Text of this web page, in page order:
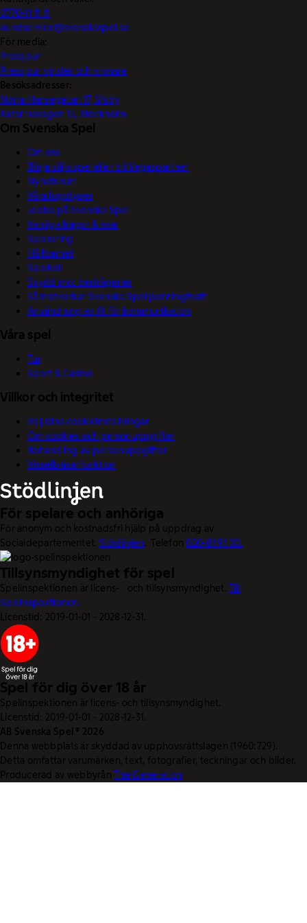
0770-11 11 11
kundservice@svenskaspel.se
För media:
Pressjour
Pressjour vinster och vinnare
Besöksadresser:
Norra Hansegatan 17, Visby
Katarinavägen 15, Stockholm
Om Svenska Spel
Om oss
Börja sälja spel eller bli Vegaspartner
Nyhetsrum
Våra logotyper
Jobba på Svenska Spel
Vanliga frågor & svar
Sponsring
Hållbarhet
Spelkoll
Skydd mot bedrägerier
Så motverkar Svenska Spel penningtvätt
Användning av AI för kommunikation
Våra spel
Tur
Sport & Casino
Villkor och integritet
Välj dina cookieinställningar
Om cookies och personuppgifter
Behandling av personuppgifter
Visselblåsarfunktion
För spelare och anhöriga
För anonym och kostnadsfri hjälp på uppdrag av
Socialdepartementet. Stödlinjen. Telefon020-81 91 00.
Tillsynsmyndighet för spel
Spelinspektionen är licens- och tillsynsmyndighet.Till
Spelinspektionen.
Licenstid: 2019-01-01 - 2028-12-31.
Spel för dig över 18 år
Spelinspektionen är licens- och tillsynsmyndighet.
Licenstid: 2019-01-01 - 2028-12-31.
AB Svenska Spel © 2026
Denna webbplats är skyddad av upphovsrättslagen (1960:729).
Detta omfattar varumärken, text, fotografier, teckningar och bilder.
Producerad av webbyrånThe Generation